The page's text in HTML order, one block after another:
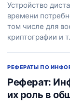
Устройство
времени
том числе для
криптографии и
РЕФЕРАТЫ ПО
Реферат:
их pоль в